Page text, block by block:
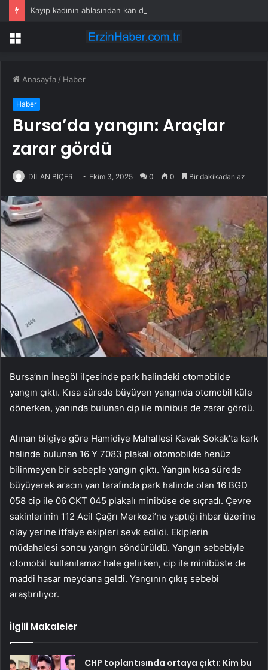
Menü
Anasayfa / Haber
Haber
Bursa’da yangın: Araçlar
zarar gördü
DİLAN BİÇER Ekim 3, 2025 0 0 Bir dakikadan az
Bursa’nın İnegöl ilçesinde park halindeki otomobilde
yangın çıktı. Kısa sürede büyüyen yangında otomobil küle
dönerken, yanında bulunan cip ile minibüs de zarar gördü.
Alınan bilgiye göre Hamidiye Mahallesi Kavak Sokak’ta kark
halinde bulunan 16 Y 7083 plakalı otomobilde henüz
bilinmeyen bir sebeple yangın çıktı. Yangın kısa sürede
büyüyerek aracın yan tarafında park halinde olan 16 BGD
058 cip ile 06 CKT 045 plakalı minibüse de sıçradı. Çevre
sakinlerinin 112 Acil Çağrı Merkezi’ne yaptığı ihbar üzerine
olay yerine itfaiye ekipleri sevk edildi. Ekiplerin
müdahalesi soncu yangın söndürüldü. Yangın sebebiyle
otomobil kullanılamaz hale gelirken, cip ile minibüste de
maddi hasar meydana geldi. Yangının çıkış sebebi
araştırılıyor.
İlgili Makaleler
CHP toplantısında ortaya çıktı: Kim bu